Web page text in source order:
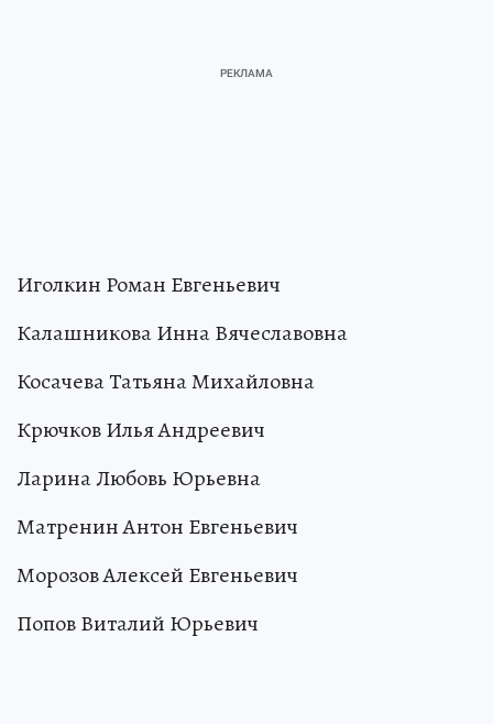
Иголкин Роман Евгеньевич
Калашникова Инна Вячеславовна
Косачева Татьяна Михайловна
Крючков Илья Андреевич
Ларина Любовь Юрьевна
Матренин Антон Евгеньевич
Морозов Алексей Евгеньевич
Попов Виталий Юрьевич